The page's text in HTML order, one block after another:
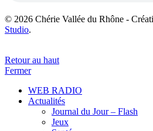
© 2026 Chérie Vallée du Rhône -
Studio.
Retour au haut
Fermer
WEB RADIO
Actualités
Journal du Jour – Flash
Jeux